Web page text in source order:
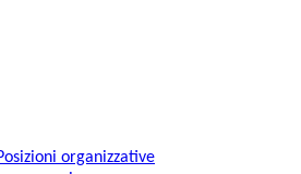
organizzative